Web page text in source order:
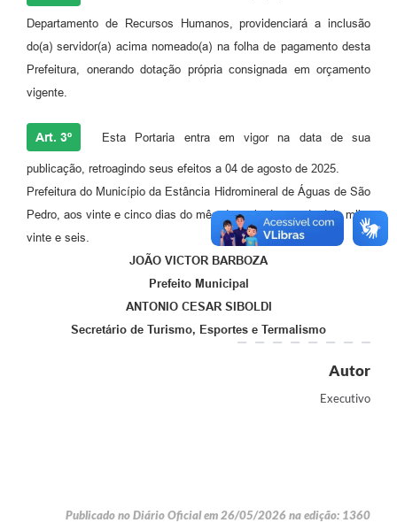
Departamento de Recursos Humanos, providenciará a inclusão
do(a) servidor(a) acima nomeado(a) na folha de pagamento desta
Prefeitura, onerando dotação própria consignada em orçamento
vigente.
Art. 3º Esta Portaria entra em vigor na data de sua
publicação, retroagindo seus efeitos a 04 de agosto de 2025.
Prefeitura do Município da Estância Hidromineral de Águas de São
Pedro, aos vinte e cinco dias do mês de maio do ano de dois mil e
vinte e seis.
JOÃO VICTOR BARBOZA
Prefeito Municipal
ANTONIO CESAR SIBOLDI
Secretário de Turismo, Esportes e Termalismo
Autor
Executivo
Publicado no Diário Oficial em 26/05/2026 na edição: 1360